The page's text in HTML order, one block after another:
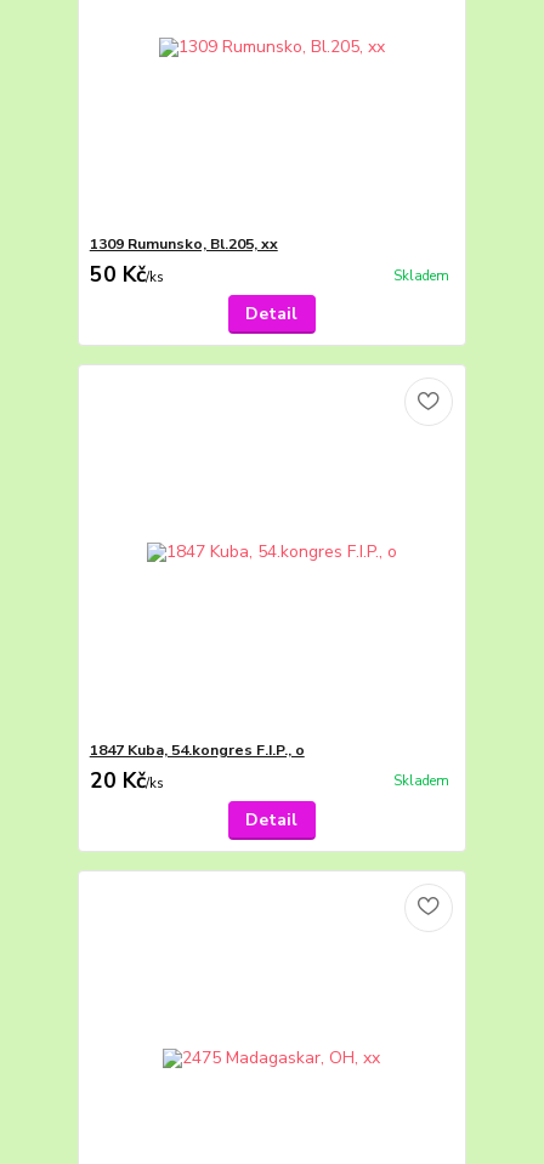
1309 Rumunsko, Bl.205, xx
50 Kč/ks Skladem
Detail
1847 Kuba, 54.kongres F.I.P., o
20 Kč/ks Skladem
Detail